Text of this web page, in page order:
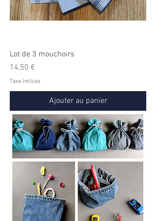
Lot de 3 mouchoirs
Prix
14,50 €
Taxe Incluse
Ajouter au panier